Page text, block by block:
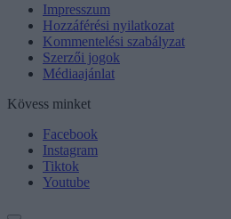
Impresszum
Hozzáférési nyilatkozat
Kommentelési szabályzat
Szerzői jogok
Médiaajánlat
Kövess minket
Facebook
Instagram
Tiktok
Youtube